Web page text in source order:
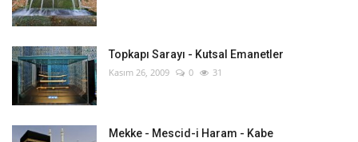
Topkapı Sarayı - Kutsal Emanetler
Kasım 26, 2009 0 31
Mekke - Mescid-i Haram - Kabe